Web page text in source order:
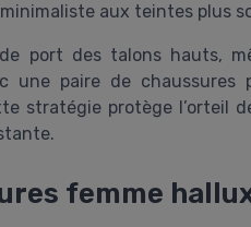
aux teintes plus
port des talons hauts,
une paire de chaussures
stratégie protège l’orteil
femme